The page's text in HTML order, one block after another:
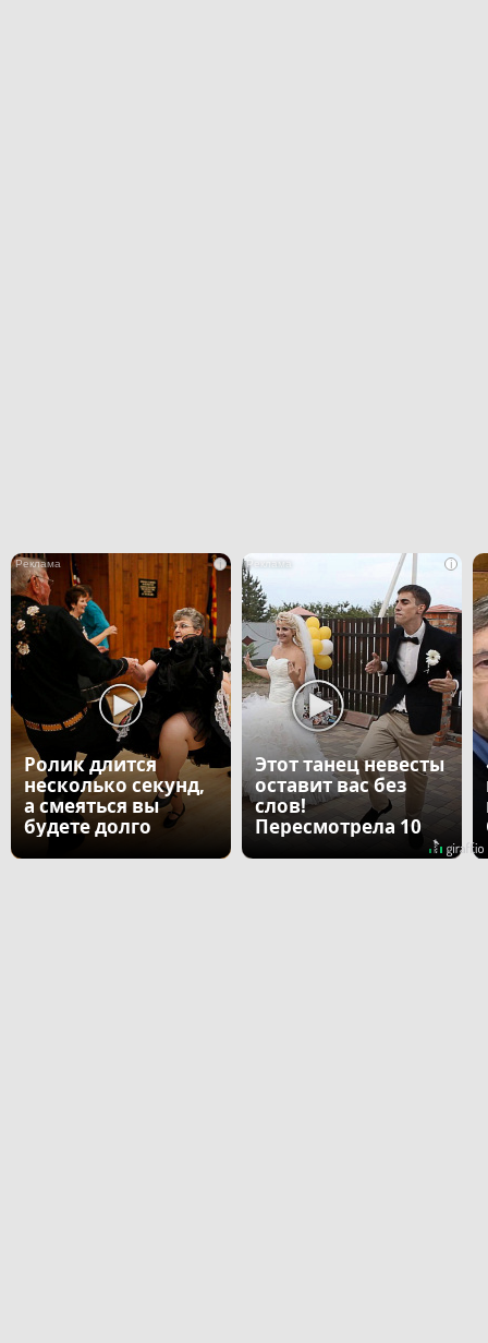
i
Ролик длится
несколько секунд,
а смеяться вы
будете долго
i
Этот танец невесты
оставит вас без
слов!
Пересмотрела 10